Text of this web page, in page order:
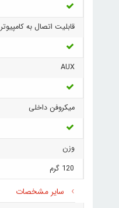
قابلیت اتصال به کامپیوتر
AUX
میکروفن داخلی
وزن
120 گرم
سایر مشخصات